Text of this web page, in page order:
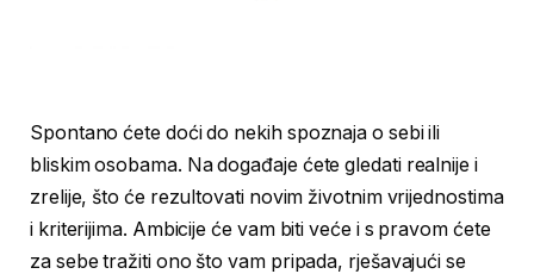
Spontano ćete doći do nekih spoznaja o sebi ili
bliskim osobama. Na događaje ćete gledati realnije i
zrelije, što će rezultovati novim životnim vrijednostima
i kriterijima. Ambicije će vam biti veće i s pravom ćete
za sebe tražiti ono što vam pripada, rješavajući se